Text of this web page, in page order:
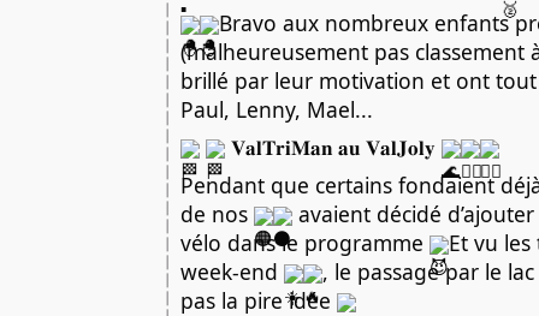
Bravo aux nombreux enfants
(malheureusement pas classement
brillé par leur motivation et ont tout
Paul, Lenny, Mael...
𝐕𝐚𝐥𝐓𝐫𝐢𝐌𝐚𝐧 𝐚𝐮 𝐕𝐚𝐥𝐉𝐨𝐥𝐲
Pendant que certains fondaient
de nos
avaient décidé
vélo dans le programme
Et vu
week-end
, le passage par le
pas la pire idée